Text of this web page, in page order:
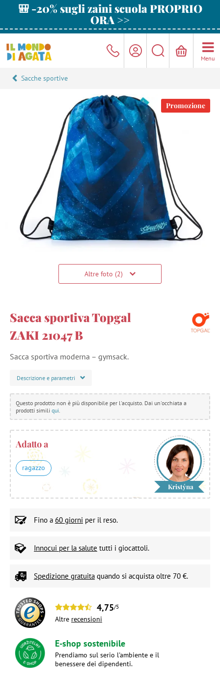
🎒 -20% sugli zaini scuola PROPRIO
ORA >>
Menu
Sacche sportive
Promozione
Altre foto (2)
Sacca sportiva Topgal
ZAKI 21047 B
Sacca sportiva moderna – gymsack.
Descrizione e parametri
Questo prodotto non è più disponibile per l'acquisto. Dai un'occhiata a
prodotti simili qui
Adatto a
ragazzo
Kristýna
Fino a 60 giorni per il reso.
Innocui per la salute tutti i giocattoli.
Spedizione gratuita quando si acquista oltre 70 €.
4,75/5
Altre recensioni
E-shop sostenibile
Prendiamo sul serio l'ambiente e il
benessere dei dipendenti.